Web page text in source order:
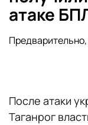
атаке
После атаки
Таганрог